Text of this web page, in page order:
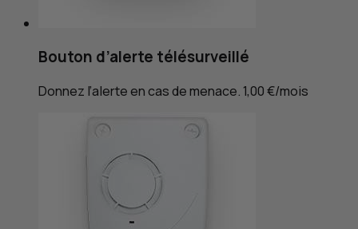
Bouton d’alerte télésurveillé
Donnez l’alerte en cas de menace. 1,00 €/mois